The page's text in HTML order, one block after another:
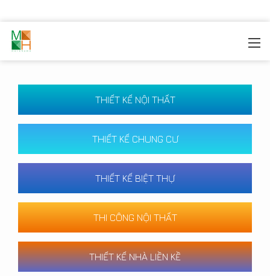
THIẾT KẾ NỘI THẤT
THIẾT KẾ CHUNG CƯ
THIẾT KẾ BIỆT THỰ
THI CÔNG NỘI THẤT
THIẾT KẾ NHÀ LIỀN KỀ